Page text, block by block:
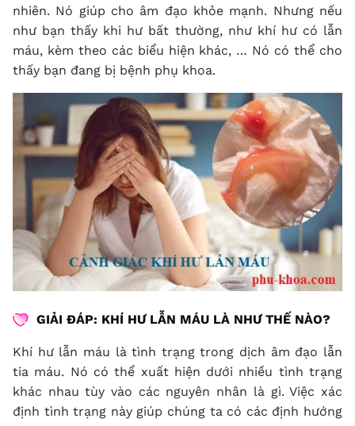
nhiên. Nó giúp cho âm đạo khỏe mạnh. Nhưng nếu
như bạn thấy khi hư bất thường, như khí hư có lẫn
máu, kèm theo các biểu hiện khác, … Nó có thể cho
thấy bạn đang bị bệnh phụ khoa.
GIẢI ĐÁP: KHÍ HƯ LẪN MÁU LÀ NHƯ THẾ NÀO?
Khí hư lẫn máu là tình trạng trong dịch âm đạo lẫn
tia máu. Nó có thể xuất hiện dưới nhiều tình trạng
khác nhau tùy vào các nguyên nhân là gì. Việc xác
định tình trạng này giúp chúng ta có các định hướng